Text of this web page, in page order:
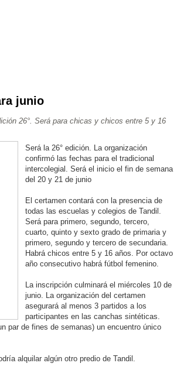
Atletismo
Aventura
junio
26°. Será para chicas y chicos entre 5 y 16
Será la 26° edición. La organización
confirmó las fechas para el tradicional
intercolegial. Será el inicio el fin de semana
del 20 y 21 de junio
El certamen contará con la presencia de
todas las escuelas y colegios de Tandil.
Será para primero, segundo, tercero,
cuarto, quinto y sexto grado de primaria y
primero, segundo y tercero de secundaria.
Habrá chicos entre 5 y 16 años. Por octavo
año consecutivo habrá fútbol femenino.
La inscripción culminará el miércoles 10 de
junio. La organización del certamen
asegurará al menos 3 partidos a los
participantes en las canchas sintéticas.
par de fines de semanas) un encuentro único
alquilar algún otro predio de Tandil.